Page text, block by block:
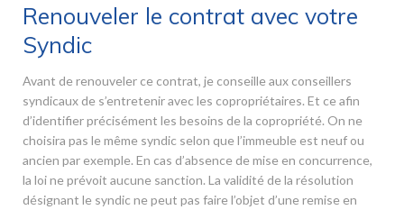
Renouveler le contrat avec votre
Syndic
Avant de renouveler ce contrat, je conseille aux conseillers
syndicaux de s’entretenir avec les copropriétaires. Et ce afin
d’identifier précisément les besoins de la copropriété. On ne
choisira pas le même syndic selon que l’immeuble est neuf ou
ancien par exemple. En cas d’absence de mise en concurrence,
la loi ne prévoit aucune sanction. La validité de la résolution
désignant le syndic ne peut pas faire l’objet d’une remise en